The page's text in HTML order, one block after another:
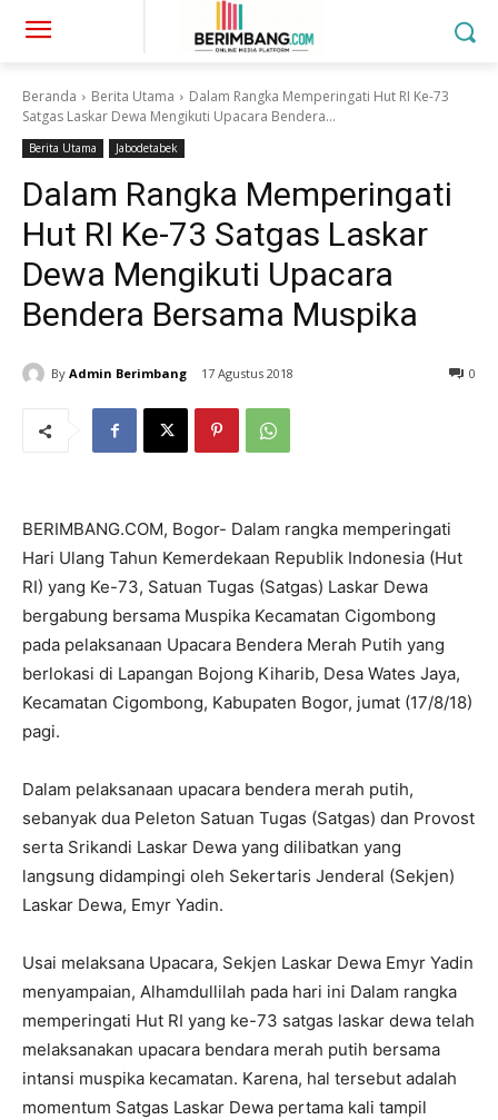
Beranda Berita Utama
Dalam Rangka Memperingati Hut RI Ke-73
Satgas Laskar Dewa Mengikuti Upacara Bendera...
Berita Utama Jabodetabek
Dalam Rangka Memperingati
Hut RI Ke-73 Satgas Laskar
Dewa Mengikuti Upacara
Bendera Bersama Muspika
By Admin Berimbang 17 Agustus 2018 0
BERIMBANG.COM, Bogor- Dalam rangka memperingati
Hari Ulang Tahun Kemerdekaan Republik Indonesia (Hut
RI) yang Ke-73, Satuan Tugas (Satgas) Laskar Dewa
bergabung bersama Muspika Kecamatan Cigombong
pada pelaksanaan Upacara Bendera Merah Putih yang
berlokasi di Lapangan Bojong Kiharib, Desa Wates Jaya,
Kecamatan Cigombong, Kabupaten Bogor, jumat (17/8/18)
pagi.
Dalam pelaksanaan upacara bendera merah putih,
sebanyak dua Peleton Satuan Tugas (Satgas) dan Provost
serta Srikandi Laskar Dewa yang dilibatkan yang
langsung didampingi oleh Sekertaris Jenderal (Sekjen)
Laskar Dewa, Emyr Yadin.
Usai melaksana Upacara, Sekjen Laskar Dewa Emyr Yadin
menyampaian, Alhamdullilah pada hari ini Dalam rangka
memperingati Hut RI yang ke-73 satgas laskar dewa telah
melaksanakan upacara bendara merah putih bersama
intansi muspika kecamatan. Karena, hal tersebut adalah
momentum Satgas Laskar Dewa pertama kali tampil